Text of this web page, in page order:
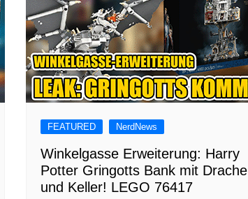
FEATURED NerdNews
Winkelgasse Erweiterung: Harry
Potter Gringotts Bank mit Drache
und Keller! LEGO 76417